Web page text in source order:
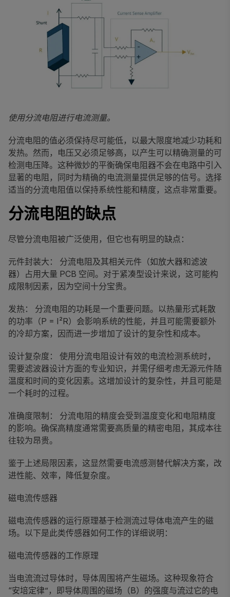
使用分流电阻进行电流测量。
分流电阻的值必须保持尽可能低，以最大限度地减少功耗和
发热。然而，电压又必须足够高，以产生可以精确测量的可
检测电压降。这种微妙的平衡确保电阻器不会在电路中引入
显著的电阻，同时为精确的电流测量提供足够的信号。选择
适当的分流电阻值以保持系统性能和精度，这点非常重要。
分流电阻的缺点
尽管分流电阻被广泛使用，但它也有明显的缺点：
元件封装大： 分流电阻及其相关元件（如放大器和滤波
器）占用大量 PCB 空间。对于紧凑型设计来说，这可能构
成限制因素，因为空间十分宝贵。
发热： 分流电阻的功耗是一个重要问题。以热量形式耗散
的功率（P = I²R）会影响系统的性能，并且可能需要额外
的冷却方案，因而进一步增加了设计的复杂性和成本。
设计复杂度： 使用分流电阻设计有效的电流检测系统时，
需要滤波器设计方面的专业知识，并需仔细考虑无源元件随
温度和时间的变化因素。这增加设计的复杂性，并且可能是
一个耗时的过程。
准确度限制： 分流电阻的精度会受到温度变化和电阻精度
的影响。确保高精度通常需要高质量的精密电阻，其成本往
往较为昂贵。
鉴于上述局限因素，这显然需要电流感测替代解决方案，改
进性能、效率，降低复杂度。
磁电流传感器
磁电流传感器的运行原理基于检测流过导体电流产生的磁
场。以下是此类传感器如何工作的详细说明：
磁电流传感器的工作原理
当电流流过导体时，导体周围将产生磁场。这种现象符合
“安培定律”，即导体周围的磁场（B）的强度与流过它的电